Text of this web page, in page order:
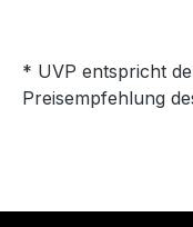
* UVP entspricht
Preisempfehlung